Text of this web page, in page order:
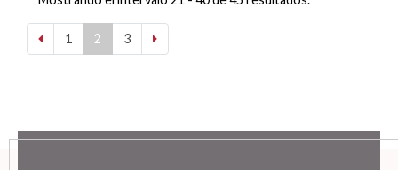
1 2 3